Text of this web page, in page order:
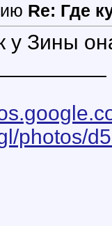
Re: Где
Зины
photos/